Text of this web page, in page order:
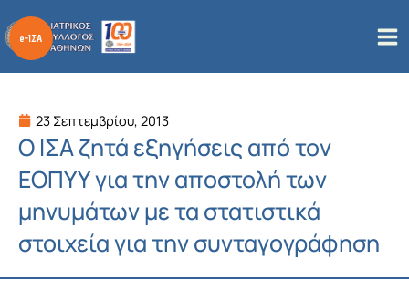
στο
περιεχόμενο
23 Σεπτεμβρίου, 2013
Ο ΙΣΑ ζητά εξηγήσεις από τον
ΕΟΠΥΥ για την αποστολή των
μηνυμάτων με τα στατιστικά
στοιχεία για την συνταγογράφηση